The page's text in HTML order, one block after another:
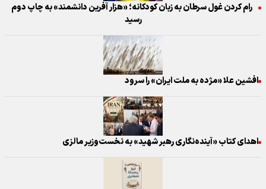
رام کردن غول سرطان به زبان کودکانه؛ «هزار آفرین دانشمند» به چاپ دوم
رسید
افشین علا «مژده به ملت ایران» را سرود
اهدای کتاب «آینده‌نگاری رهبر شهید» به نخست‌وزیر مالزی